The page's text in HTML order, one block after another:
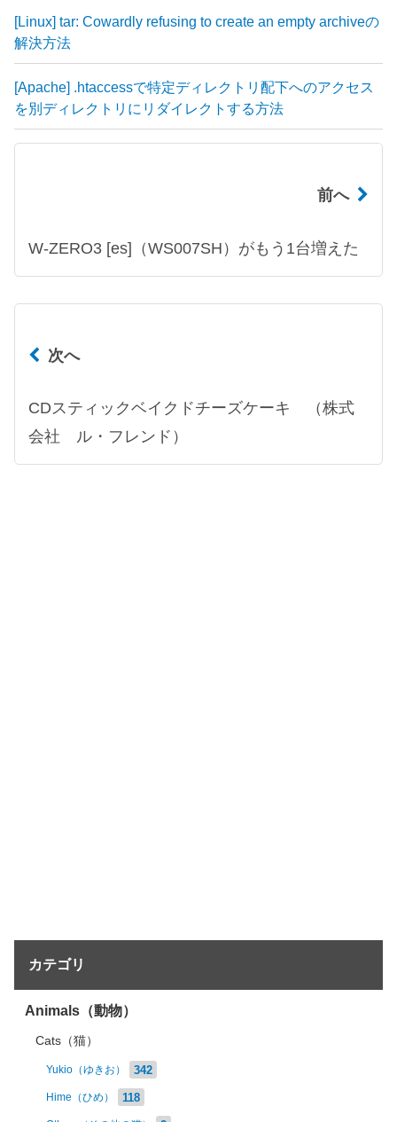
[Linux] tar: Cowardly refusing to create an empty archiveの
解決方法
[Apache] .htaccessで特定ディレクトリ配下へのアクセス
を別ディレクトリにリダイレクトする方法
前へ
W-ZERO3 [es]（WS007SH）がもう1台増えた
次へ
CDスティックベイクドチーズケーキ （株式
会社 ル・フレンド）
カテゴリ
Animals（動物）
Cats（猫）
Yukio（ゆきお） 342
Hime（ひめ） 118